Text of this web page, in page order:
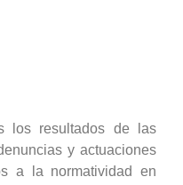
los resultados de las
y actuaciones
a la normatividad en